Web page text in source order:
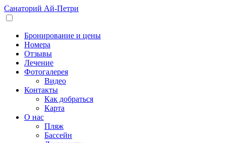
Санаторий Ай-Петри
Бронирование и цены
Номера
Отзывы
Лечение
Фотогалерея
Видео
Контакты
Как добраться
Карта
О нас
Пляж
Бассейн